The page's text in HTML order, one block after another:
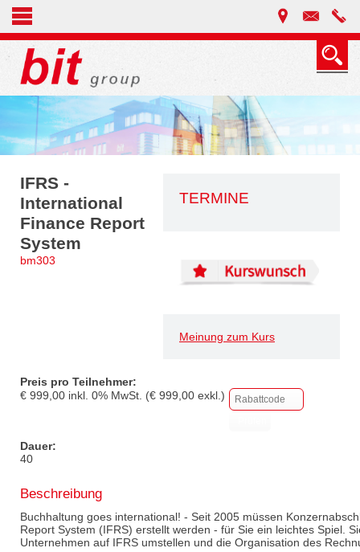
TERMINE
Meinung zum Kurs
IFRS -
International
Finance Report
System
bm303
Preis pro Teilnehmer:
€ 999,00 inkl. 0% MwSt. (€ 999,00 exkl.)
Dauer:
40
Beschreibung
Buchhaltung goes international! - Seit 2005 müssen
Report System (IFRS) erstellt werden - für Sie ein leichtes Spiel.
Unternehmen auf IFRS umstellen und die Organisation des